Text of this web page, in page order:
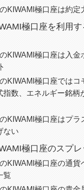
KIWAMI極口座は約定
極口座を利用す
KIWAMI極口座は入金
KIWAMI極口座ではコ
指数、エネルギー銘柄
KIWAMI極口座はプラ
ない
極口座のスプ
KIWAMI極口座の通貨
覧